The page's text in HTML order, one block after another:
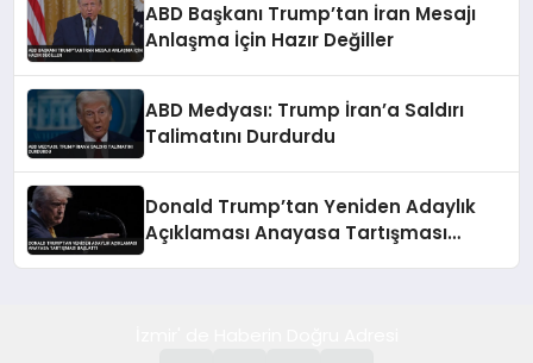
ABD Başkanı Trump’tan İran Mesajı
Anlaşma İçin Hazır Değiller
ABD Medyası: Trump İran’a Saldırı
Talimatını Durdurdu
Donald Trump’tan Yeniden Adaylık
Açıklaması Anayasa Tartışması